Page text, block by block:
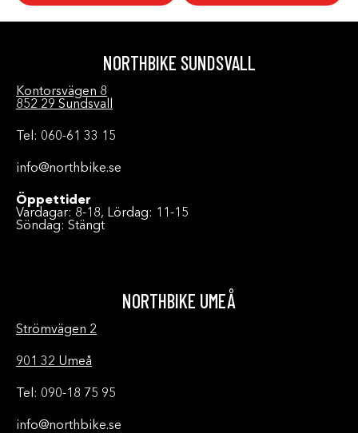
NORTHBIKE SUNDSVALL
Kontorsvägen 8
852 29 Sundsvall
Tel: 060-61 33 15
info@northbike.se
Öppettider
Vardagar: 8-18, Lördag: 11-15
Söndag: Stängt
NORTHBIKE UMEÅ
Strömvägen 2
901 32 Umeå
Tel: 090-18 75 95
info@northbike.se